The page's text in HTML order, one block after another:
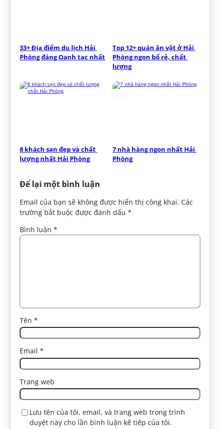
33+ Địa điểm du lịch Hải
Phòng đáng Oanh tạc nhất
Top 12+ quán ăn vặt ở Hải
Phòng ngon bổ rẻ, chất
lượng
8 khách sạn đẹp và chất
lượng nhất Hải Phòng
7 nhà hàng ngon nhất Hải
Phòng
Để lại một bình luận
Email của bạn sẽ không được hiển thị công khai. Các
trường bắt buộc được đánh dấu*
Bình luận*
Tên*
Email*
Trang web
Lưu tên của tôi, email, và trang web trong trình
duyệt này cho lần bình luận kế tiếp của tôi.